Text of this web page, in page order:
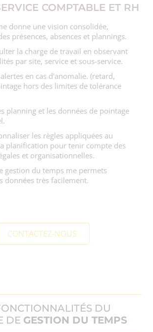
COMPTABLE ET RH
donne une vision consolidée,
présences, absences et plannings.
la charge de travail en observant
par site, service et sous-service.
en cas d'anomalie. (retard,
hors des limites de tolérance
planning et les données de pointage
les règles appliquées au
planification pour tenir compte des
et organisationnelles.
gestion du temps me permets
données très facilement.
CONTACTEZ-NOUS
DU
DE GESTION DU TEMPS